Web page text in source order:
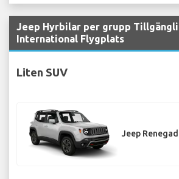
Jeep Hyrbilar per grupp
International Flygplats
Liten SUV
Jeep